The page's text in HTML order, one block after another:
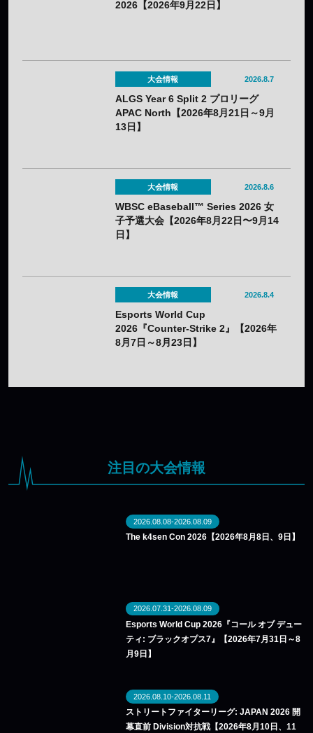
2026【2026年9月22日】
大会情報 2026.8.7
ALGS Year 6 Split 2 プロリーグ
APAC North【2026年8月21日～9月
13日】
大会情報 2026.8.6
WBSC eBaseball™ Series 2026 女
子予選大会【2026年8月22日〜9月14
日】
大会情報 2026.8.4
Esports World Cup
2026『Counter-Strike 2』【2026年
8月7日～8月23日】
注目の大会情報
2026.08.08-2026.08.09
The k4sen Con 2026【2026年8月8日、9日】
2026.07.31-2026.08.09
Esports World Cup 2026『コール オブ デュー
ティ: ブラックオプス7』【2026年7月31日～8
月9日】
2026.08.10-2026.08.11
ストリートファイターリーグ: JAPAN 2026 開
幕直前 Division対抗戦【2026年8月10日、11